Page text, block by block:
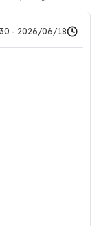
2026/06/18 - 11:30